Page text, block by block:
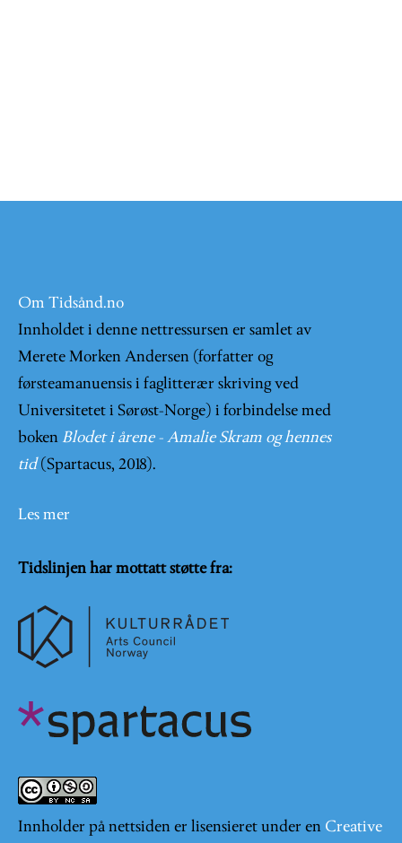
Om Tidsånd.no
Innholdet i denne nettressursen er samlet av
Merete Morken Andersen (forfatter og
førsteamanuensis i faglitterær skriving ved
Universitetet i Sørøst-Norge) i forbindelse med
boken Blodet i årene - Amalie Skram og hennes
tid (Spartacus, 2018).
Les mer
Tidslinjen har mottatt støtte fra:
Innholder på nettsiden er lisensieret under en Creative